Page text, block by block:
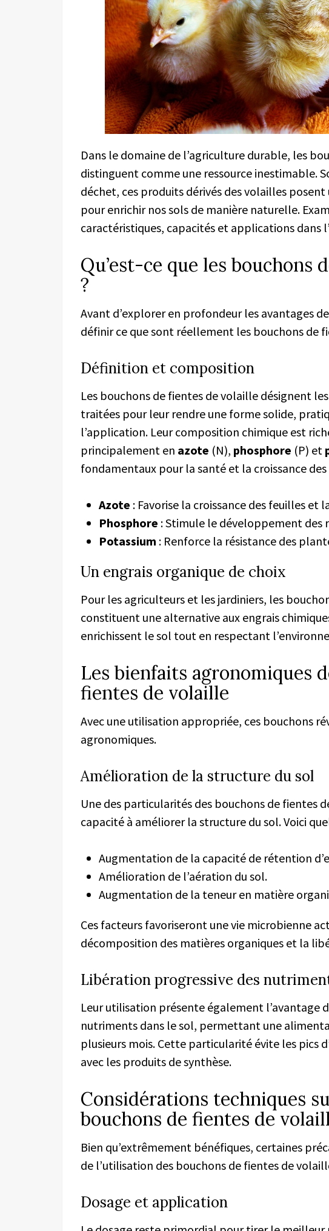
Dans le domaine de l’agriculture durable, les
distinguent comme une ressource inestimable.
déchet, ces produits dérivés des volailles
pour enrichir nos sols de manière naturelle.
caractéristiques, capacités et applications dans
Qu’est-ce que les bouchons
?
Avant d’explorer en profondeur les avantages
définir ce que sont réellement les bouchons de
Définition et composition
Les bouchons de fientes de volaille désignent
traitées pour leur rendre une forme solide,
l’application. Leur composition chimique est
principalement en azote (N), phosphore (P) et
fondamentaux pour la santé et la croissance
Azote : Favorise la croissance des feuilles
Phosphore : Stimule le développement des
Potassium : Renforce la résistance des
Un engrais organique de choix
Pour les agriculteurs et les jardiniers, les
constituent une alternative aux engrais
enrichissent le sol tout en respectant
Les bienfaits agronomiques
fientes de volaille
Avec une utilisation appropriée, ces bouchons
agronomiques.
Amélioration de la structure du sol
Une des particularités des bouchons de fientes
capacité à améliorer la structure du sol. Voici
Augmentation de la capacité de rétention
Amélioration de l’aération du sol.
Augmentation de la teneur en matière
Ces facteurs favoriseront une vie microbienne
décomposition des matières organiques et la
Libération progressive des
Leur utilisation présente également l’avantage
nutriments dans le sol, permettant une
plusieurs mois. Cette particularité évite les pics
avec les produits de synthèse.
Considérations techniques
bouchons de fientes de
Bien qu’extrêmement bénéfiques, certaines
de l’utilisation des bouchons de fientes de
Dosage et application